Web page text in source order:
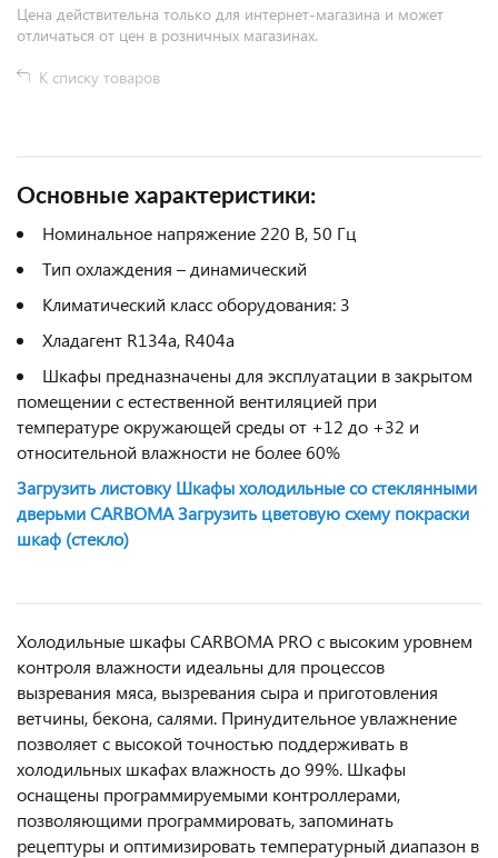
Цена действительна только для интернет-магазина и может
отличаться от цен в розничных магазинах.
К списку товаров
Основные характеристики:
Номинальное напряжение 220 В, 50 Гц
Тип охлаждения – динамический
Климатический класс оборудования: 3
Хладагент R134a, R404a
Шкафы предназначены для эксплуатации в закрытом
помещении с естественной вентиляцией при
температуре окружающей среды от +12 до +32 и
относительной влажности не более 60%
Загрузить листовку Шкафы холодильные со стеклянными
дверьми CARBOMAЗагрузить цветовую схему покраски
шкаф (стекло)
Холодильные шкафы CARBOMA PRO с высоким уровнем
контроля влажности идеальны для процессов
вызревания мяса, вызревания сыра и приготовления
ветчины, бекона, салями. Принудительное увлажнение
позволяет с высокой точностью поддерживать в
холодильных шкафах влажность до 99%. Шкафы
оснащены программируемыми контроллерами,
позволяющими программировать, запоминать
рецептуры и оптимизировать температурный диапазон в